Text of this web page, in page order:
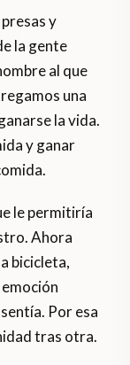
y
la gente
al que
una
la vida.
y ganar
le permitiría
Ahora
bicicleta,
Por esa
tras otra.